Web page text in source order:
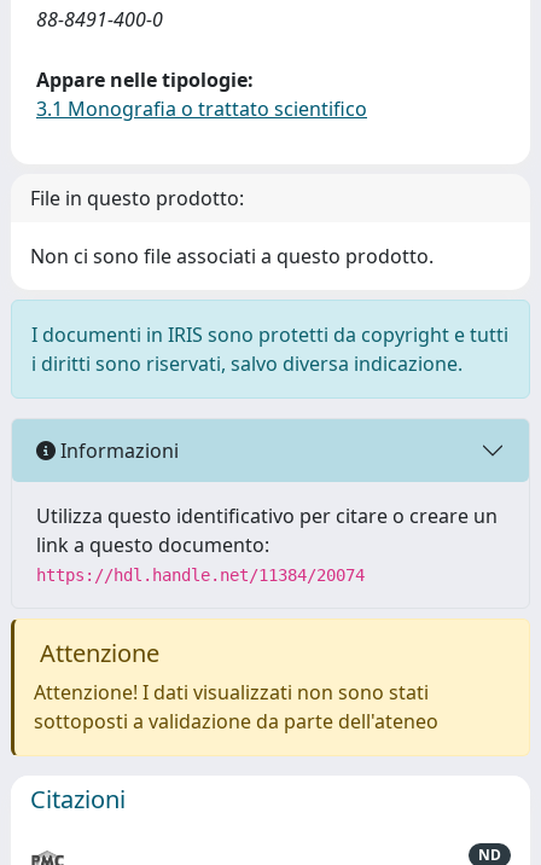
88-8491-400-0
Appare nelle tipologie:
3.1 Monografia o trattato scientifico
File in questo prodotto:
Non ci sono file associati a questo prodotto.
I documenti in IRIS sono protetti da copyright e tutti
i diritti sono riservati, salvo diversa indicazione.
Informazioni
Utilizza questo identificativo per citare o creare un
link a questo documento:
https://hdl.handle.net/11384/20074
Attenzione
Attenzione! I dati visualizzati non sono stati
sottoposti a validazione da parte dell'ateneo
Citazioni
ND